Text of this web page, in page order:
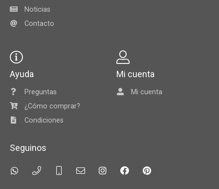
Noticias
Contacto
Ayuda
Preguntas
¿Cómo comprar?
Condiciones
Mi cuenta
Mi cuenta
Seguinos